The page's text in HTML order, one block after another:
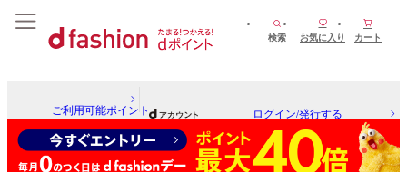
検索 お気に入り カート
ご利用可能ポイント ログイン/発行する